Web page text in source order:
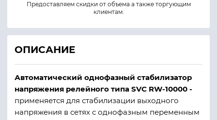
Предоставляем скидки от объема а также торгующим
клиентам.
ОПИСАНИЕ
Автоматический однофазный стабилизатор
напряжения релейного типа SVC RW-10000 -
применяется для стабилизации выходного
напряжения в сетях с однофазным переменным